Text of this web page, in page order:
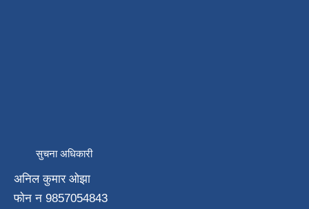
सुचना अधिकारी
अनिल कुमार ओझा
फाेन न‌ 9857054843